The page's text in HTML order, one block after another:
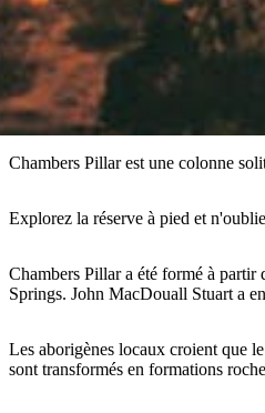
Chambers Pillar est une colonne
Explorez la réserve à pied et
Chambers Pillar a été formé à
Springs. John MacDouall Stuart a
Les aborigènes locaux croient que
sont transformés en formations